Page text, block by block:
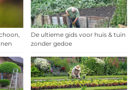
De ultieme gids voor huis & tuin
zonder gedoe